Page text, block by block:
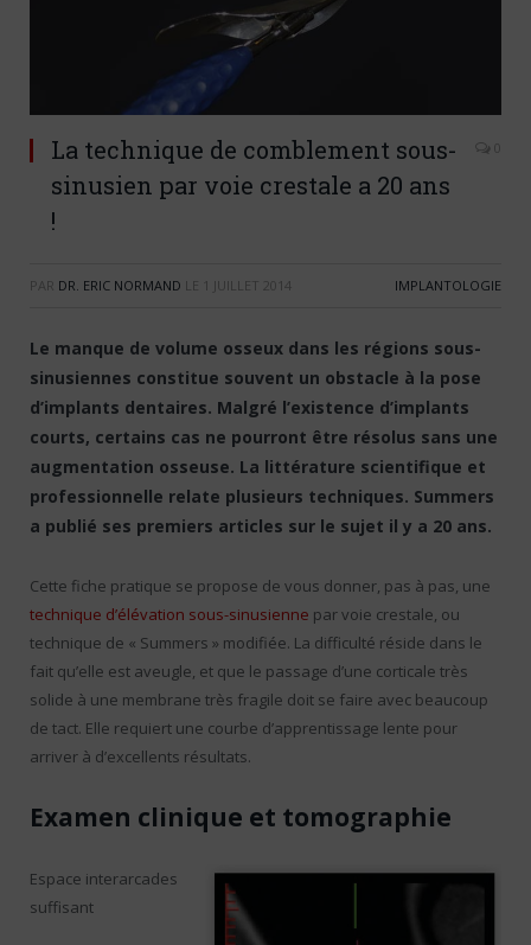
La technique de comblement sous-
sinusien par voie crestale a 20 ans
!
0
PAR DR. ERIC NORMAND LE 1 JUILLET 2014 IMPLANTOLOGIE
Le manque de volume osseux dans les régions sous-
sinusiennes constitue souvent un obstacle à la pose
d’implants dentaires. Malgré l’existence d’implants
courts, certains cas ne pourront être résolus sans une
augmentation osseuse. La littérature scientifique et
professionnelle relate plusieurs techniques. Summers
a publié ses premiers articles sur le sujet il y a 20 ans.
Cette fiche pratique se propose de vous donner, pas à pas, une
technique d’élévation sous-sinusienne par voie crestale, ou
technique de « Summers » modifiée. La difficulté réside dans le
fait qu’elle est aveugle, et que le passage d’une corticale très
solide à une membrane très fragile doit se faire avec beaucoup
de tact. Elle requiert une courbe d’apprentissage lente pour
arriver à d’excellents résultats.
Examen clinique et tomographie
Espace interarcades
suffisant